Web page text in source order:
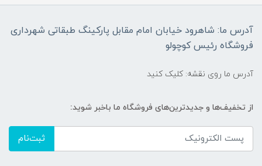
آدرس ما: شاهرود خیابان امام مقابل پارکینگ طبقاتی شهرداری
فروشگاه رئیس کوچولو
آدرس ما روی نقشه: کلیک کنید
از تخفیف‌ها و جدیدترین‌های فروشگاه ما باخبر شوید:
ثبت‌نام